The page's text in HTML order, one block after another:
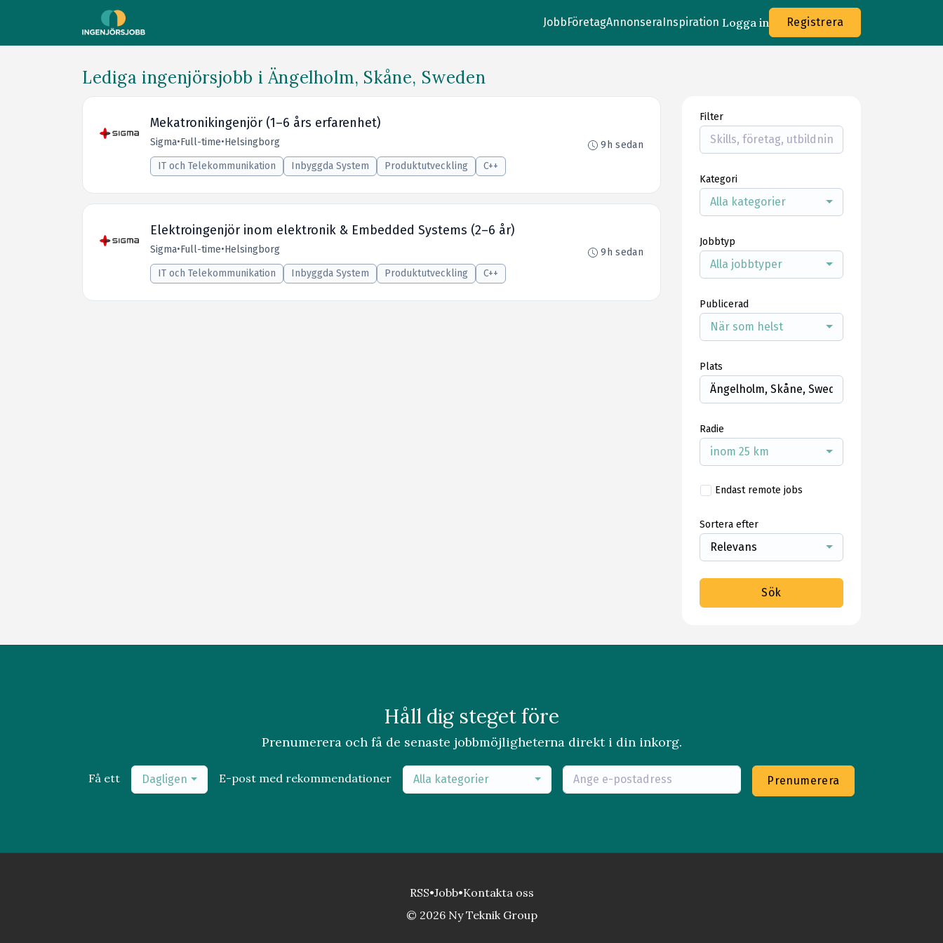
JobbFöretagAnnonseraInspiration Logga in Registrera
Lediga ingenjörsjobb i Ängelholm, Skåne, Sweden
Mekatronikingenjör (1–6 års erfarenhet)
Sigma•Full-time•Helsingborg
IT och Telekommunikation
Inbyggda System Produktutveckling C++
9h sedan
Elektroingenjör inom elektronik & Embedded Systems (2–6 år)
Sigma•Full-time•Helsingborg
IT och Telekommunikation
Inbyggda System Produktutveckling C++
9h sedan
Filter
Kategori
Alla kategorier
Jobbtyp
Alla jobbtyper
Publicerad
När som helst
Plats
Radie
inom 25 km
Endast remote jobs
Sortera efter
Relevans
Sök
Håll dig steget före
Prenumerera och få de senaste jobbmöjligheterna direkt i din inkorg.
Få ett Dagligen E-post med rekommendationer Alla kategorier Prenumerera
RSS•Jobb•Kontakta oss
© 2026 Ny Teknik Group